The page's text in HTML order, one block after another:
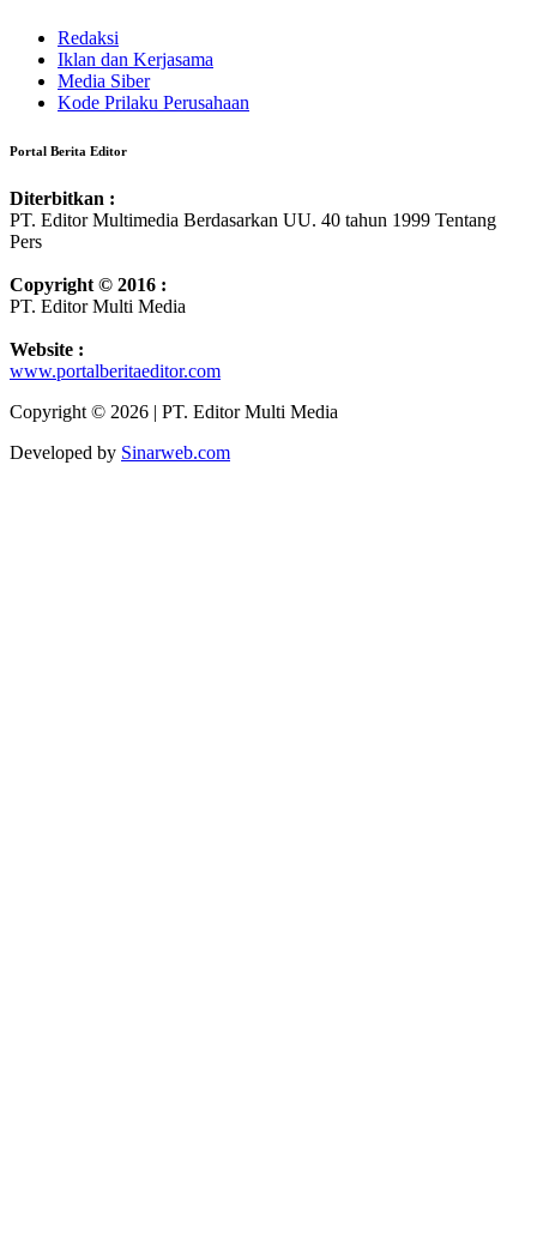
Redaksi
Iklan dan Kerjasama
Media Siber
Kode Prilaku Perusahaan
Portal Berita Editor
Diterbitkan :
PT. Editor Multimedia Berdasarkan UU. 40 tahun 1999 Tentang
Pers
Copyright © 2016 :
PT. Editor Multi Media
Website :
www.portalberitaeditor.com
Copyright © 2026 | PT. Editor Multi Media
Developed by Sinarweb.com